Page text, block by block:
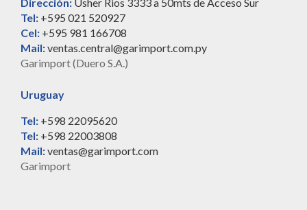
Tel: +595 021 520927
Cel: +595 981 166708
Mail:ventas.central@garimport.com.py
Garimport (Duero S.A.)
Uruguay
Tel: +598 22095620
Tel: +598 22003808
Mail:ventas@garimport.com
Garimport